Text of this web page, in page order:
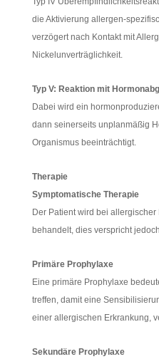
die Aktivierung allergen-
verzögert nach Kontakt mit
Nickelunverträglichkeit.
Typ V: Reaktion mit
Dabei wird ein
dann seinerseits unplanmäßig
Organismus beeinträchtigt.
Therapie
Symptomatische Therapie
Der Patient wird bei
behandelt, dies verspricht
Primäre Prophylaxe
Eine primäre Prophylaxe
treffen, damit eine
einer allergischen Erkrankung,
Sekundäre Prophylaxe